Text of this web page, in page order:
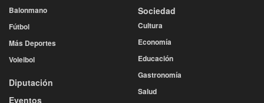
Balonmano
Fútbol
Más Deportes
Voleibol
Diputación
Eventos
Sociedad
Cultura
Economía
Educación
Gastronomía
Salud